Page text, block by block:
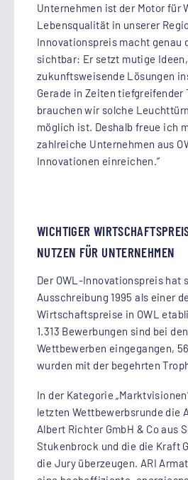
Unternehmen ist der Motor für
Lebensqualität in unserer
Innovationspreis macht genau
sichtbar: Er setzt mutige
zukunftsweisende Lösungen
Gerade in Zeiten tiefgreifender
brauchen wir solche
möglich ist. Deshalb freue ich
zahlreiche Unternehmen aus
Innovationen einreichen.“
WICHTIGER WIRTSCHAFTSPREIS
UTZEN FÜR UNTERNEHMEN
Der OWL-Innovationspreis hat
Ausschreibung 1995 als einer
Wirtschaftspreise in OWL
1.313 Bewerbungen sind bei
Wettbewerben eingegangen,
wurden mit der begehrten
In der Kategorie
letzten Wettbewerbsrunde die
Albert Richter GmbH & Co aus
Stukenbrock und die die Kraft
die Jury überzeugen. ARI